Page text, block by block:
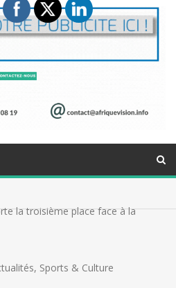
la troisième place face à la
, Sports & Culture